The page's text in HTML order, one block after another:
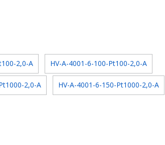
2,0-A HV-A-4001-6-100-Pt100-2,0-A
2,0-A HV-A-4001-6-150-Pt1000-2,0-A